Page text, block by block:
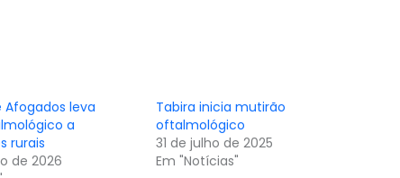
Afogados leva
a
rurais
de 2026
Tabira inicia mutirão
oftalmológico
31 de julho de 2025
Em "Notícias"